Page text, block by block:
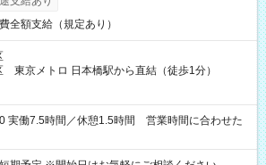
全額支給（規定あり）
東京メトロ 日本橋駅から直結（徒歩1分）
た